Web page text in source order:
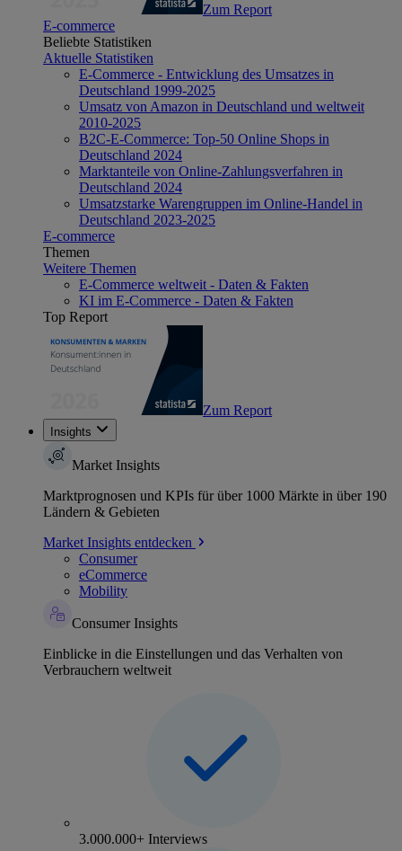
Zum Report
E-commerce
Beliebte Statistiken
Aktuelle Statistiken
E-Commerce - Entwicklung des Umsatzes in
Deutschland 1999-2025
Umsatz von Amazon in Deutschland und weltweit
2010-2025
B2C-E-Commerce: Top-50 Online Shops in
Deutschland 2024
Marktanteile von Online-Zahlungsverfahren in
Deutschland 2024
Umsatzstarke Warengruppen im Online-Handel in
Deutschland 2023-2025
E-commerce
Themen
Weitere Themen
E-Commerce weltweit - Daten & Fakten
KI im E-Commerce - Daten & Fakten
Top Report
Zum Report
Insights
Market Insights
Marktprognosen und KPIs für über 1000 Märkte in über 190
Ländern & Gebieten
Market Insights entdecken
Consumer
eCommerce
Mobility
Consumer Insights
Einblicke in die Einstellungen und das Verhalten von
Verbrauchern weltweit
3.000.000+ Interviews